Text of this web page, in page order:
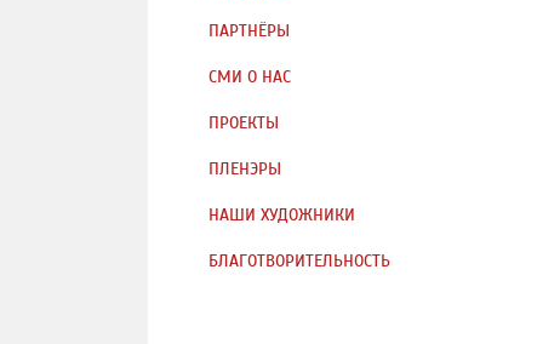
ПАРТНЁРЫ
СМИ О НАС
ПРОЕКТЫ
ПЛЕНЭРЫ
НАШИ ХУДОЖНИКИ
БЛАГОТВОРИТЕЛЬНОСТЬ